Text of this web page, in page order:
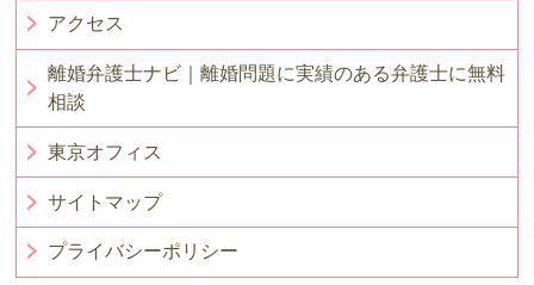
アクセス
離婚弁護士ナビ｜離婚問題に実績のある弁護士に無料
相談
東京オフィス
サイトマップ
プライバシーポリシー